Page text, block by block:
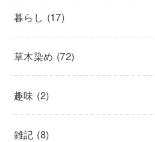
暮らし (17)
草木染め (72)
趣味 (2)
雑記 (8)